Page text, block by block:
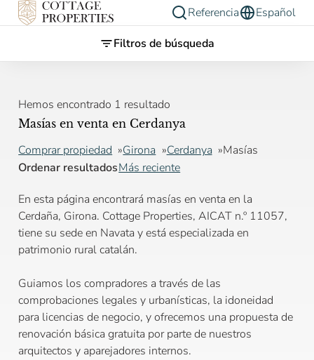
Referencia
Español
Filtros de búsqueda
Hemos encontrado 1 resultado
Masías en venta en Cerdanya
Comprar propiedad Girona Cerdanya
Masías
Ordenar resultadosMás reciente
En esta página encontrará masías en venta en la
Cerdaña, Girona. Cottage Properties, AICAT n.º 11057,
tiene su sede en Navata y está especializada en
patrimonio rural catalán.
Guiamos los compradores a través de las
comprobaciones legales y urbanísticas, la idoneidad
para licencias de negocio, y ofrecemos una propuesta de
renovación básica gratuita por parte de nuestros
arquitectos y aparejadores internos.